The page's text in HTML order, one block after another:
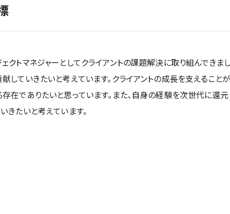
クトマネジャーとしてクライアントの課題解決に取り組んでき
していきたいと考えています。クライアントの成長を支えるこ
在でありたいと思っています。また、自身の経験を次世代に
きたいと考えています。